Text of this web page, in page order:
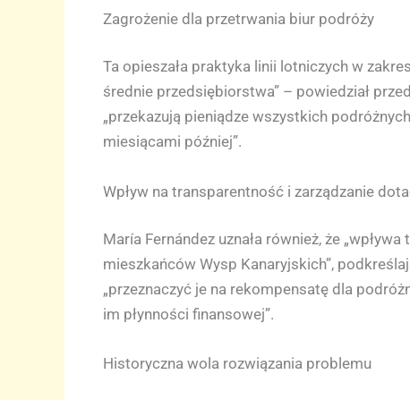
Zagrożenie dla przetrwania biur podróży
Ta opieszała praktyka linii lotniczych w
średnie przedsiębiorstwa” – powiedział
„przekazują pieniądze wszystkich
miesiącami później”.
Wpływ na transparentność i zarządzanie
María Fernández uznała również, że
mieszkańców Wysp Kanaryjskich”,
„przeznaczyć je na rekompensatę dla
im płynności finansowej”.
Historyczna wola rozwiązania problemu